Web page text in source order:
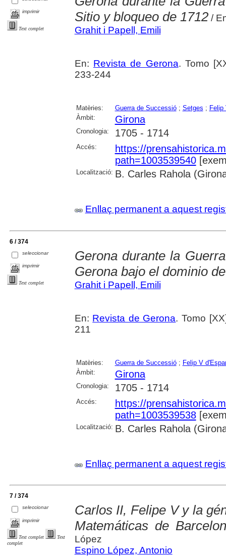
imprimir
Text complet
Sitio y bloqueo de 1712/
Grahit i Papell, Emili
En: Revista de Gerona. Tomo
233-244
Matèries: Guerra de Successió; Setges ; Felip
Àmbit:
Girona
Cronologia: 1705 - 1714
Accés:
https://
path=1003539540
Localització: B. Carles Rahola
Enllaç permanent a aquest
6 / 374
seleccionar
imprimir
Text complet
Gerona durante la
Gerona bajo el dominio
Grahit i Papell, Emili
En: Revista de Gerona. Tomo
211
Matèries: Guerra de Successió; Felip V
Àmbit:
Girona
Cronologia: 1705 - 1714
Accés:
https://
path=1003539538
Localització: B. Carles Rahola
Enllaç permanent a aquest
7 / 374
seleccionar
imprimir
Text complet
Text
complet
Carlos II, Felipe V y la
Matemáticas de
López
Espino López, Antonio